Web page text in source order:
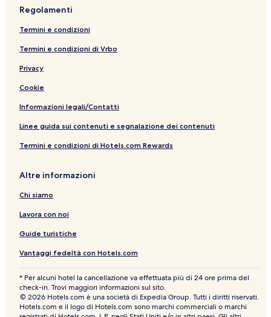
Regolamenti
Termini e condizioni
Termini e condizioni di Vrbo
Privacy
Cookie
Informazioni legali/Contatti
Linee guida sui contenuti e segnalazione dei contenuti
Termini e condizioni di Hotels.com Rewards
Altre informazioni
Chi siamo
Lavora con noi
Guide turistiche
Vantaggi fedeltà con Hotels.com
* Per alcuni hotel la cancellazione va effettuata più di 24 ore prima del
check-in. Trovi maggiori informazioni sul sito.
© 2026 Hotels.com è una società di Expedia Group. Tutti i diritti riservati.
Hotels.com e il logo di Hotels.com sono marchi commerciali o marchi